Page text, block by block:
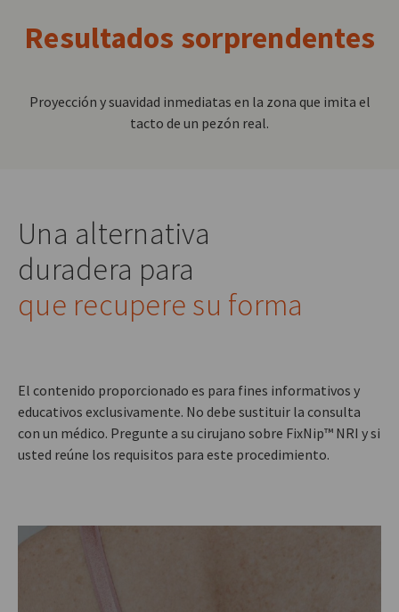
Resultados sorprendentes
Proyección y suavidad inmediatas en la zona que imita el
tacto de un pezón real.
Una alternativa
duradera para
que recupere su forma
El contenido proporcionado es para fines informativos y
educativos exclusivamente. No debe sustituir la consulta
con un médico. Pregunte a su cirujano sobre FixNip™ NRI y si
usted reúne los requisitos para este procedimiento.